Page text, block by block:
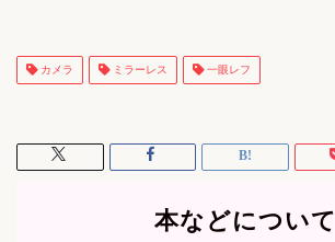
カメラ ミラーレス 一眼レフ
本などについて